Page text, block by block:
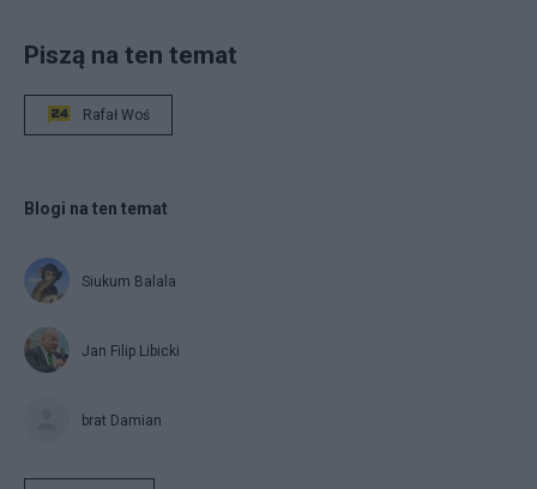
Piszą na ten temat
Rafał Woś
Blogi na ten temat
Siukum Balala
Jan Filip Libicki
brat Damian